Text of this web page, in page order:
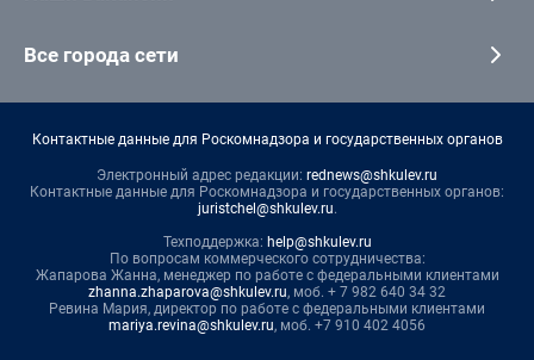
Все города сети
Контактные данные для Роскомнадзора и государственных органов
Электронный адрес редакции: rednews@shkulev.ru
Контактные данные для Роскомнадзора и государственных органов:
juristchel@shkulev.ru.
Техподдержка: help@shkulev.ru
По вопросам коммерческого сотрудничества:
Жапарова Жанна, менеджер по работе с федеральными клиентами
zhanna.zhaparova@shkulev.ru, моб. + 7 982 640 34 32
Ревина Мария, директор по работе с федеральными клиентами
mariya.revina@shkulev.ru, моб. +7 910 402 4056